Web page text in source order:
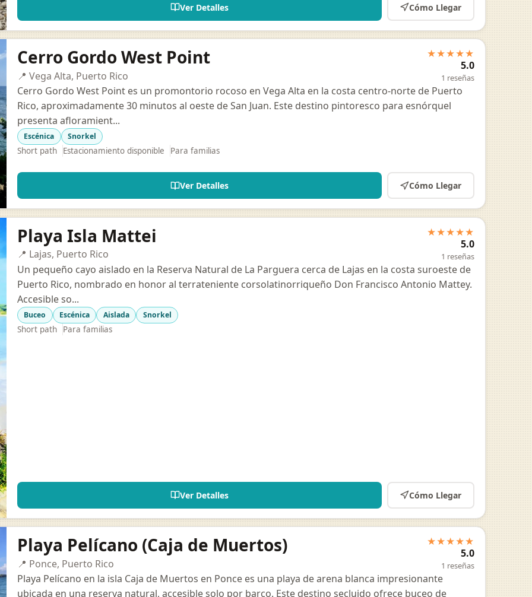
Ver Detalles Cómo Llegar
Cerro Gordo West Point
📍 Vega Alta, Puerto Rico
★★★★★
5.0
1 reseñas
Cerro Gordo West Point es un promontorio rocoso en Vega Alta en la costa centro-norte de Puerto
Rico, aproximadamente 30 minutos al oeste de San Juan. Este destino pintoresco para esnórquel
presenta afloramient...
Escénica Snorkel
Short path Estacionamiento disponible Para familias
Ver Detalles Cómo Llegar
Playa Isla Mattei
📍 Lajas, Puerto Rico
★★★★★
5.0
1 reseñas
Un pequeño cayo aislado en la Reserva Natural de La Parguera cerca de Lajas en la costa suroeste de
Puerto Rico, nombrado en honor al terrateniente corsolatinorriqueño Don Francisco Antonio Mattey.
Accesible so...
Buceo Escénica Aislada Snorkel
Short path Para familias
Ver Detalles Cómo Llegar
Playa Pelícano (Caja de Muertos)
📍 Ponce, Puerto Rico
★★★★★
5.0
1 reseñas
Playa Pelícano en la isla Caja de Muertos en Ponce es una playa de arena blanca impresionante
ubicada en una reserva natural, accesible solo por barco. Este destino secluido ofrece buceo de